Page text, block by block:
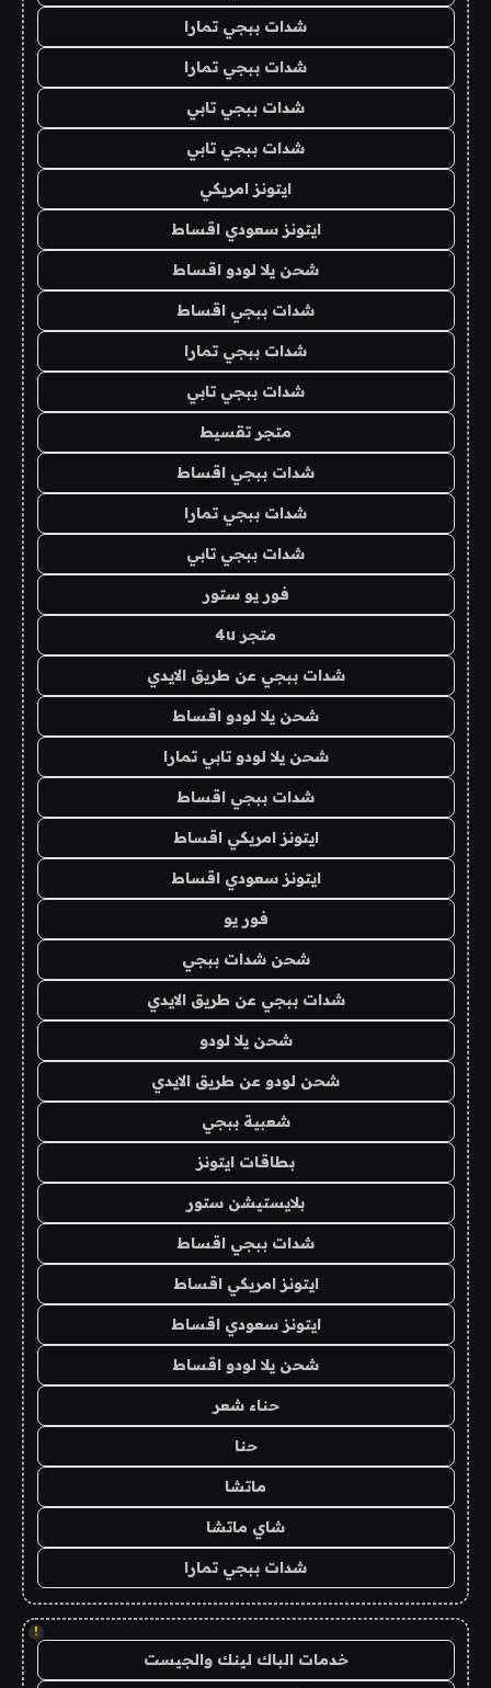
شدات ببجي تمارا
شدات ببجي تمارا
شدات ببجي تابي
شدات ببجي تابي
ايتونز امريكي
ايتونز سعودي اقساط
شحن يلا لودو اقساط
شدات ببجي اقساط
شدات ببجي تمارا
شدات ببجي تابي
متجر تقسيط
شدات ببجي اقساط
شدات ببجي تمارا
شدات ببجي تابي
فور يو ستور
متجر 4u
شدات ببجي عن طريق الايدي
شحن يلا لودو اقساط
شحن يلا لودو تابي تمارا
شدات ببجي اقساط
ايتونز امريكي اقساط
ايتونز سعودي اقساط
فور يو
شحن شدات ببجي
شدات ببجي عن طريق الايدي
شحن يلا لودو
شحن لودو عن طريق الايدي
شعبية ببجي
بطاقات ايتونز
بلايستيشن ستور
شدات ببجي اقساط
ايتونز امريكي اقساط
ايتونز سعودي اقساط
شحن يلا لودو اقساط
حناء شعر
حنا
ماتشا
شاي ماتشا
شدات ببجي تمارا
!
خدمات الباك لينك والجيست